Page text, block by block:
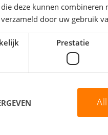
deze kunnen
door uw gebruik
Prestatie